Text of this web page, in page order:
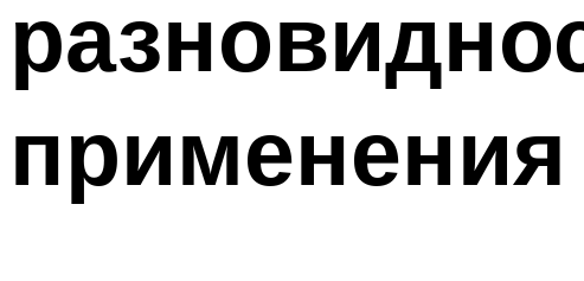
применения